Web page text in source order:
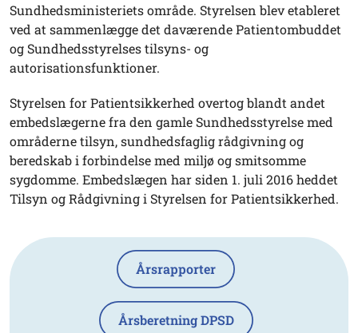
Sundhedsministeriets område. Styrelsen blev etableret
ved at sammenlægge det daværende Patientombuddet
og Sundhedsstyrelses tilsyns- og
autorisationsfunktioner.
Styrelsen for Patientsikkerhed overtog blandt andet
embedslægerne fra den gamle Sundhedsstyrelse med
områderne tilsyn, sundhedsfaglig rådgivning og
beredskab i forbindelse med miljø og smitsomme
sygdomme. Embedslægen har siden 1. juli 2016 heddet
Tilsyn og Rådgivning i Styrelsen for Patientsikkerhed.
Årsrapporter
Årsberetning DPSD